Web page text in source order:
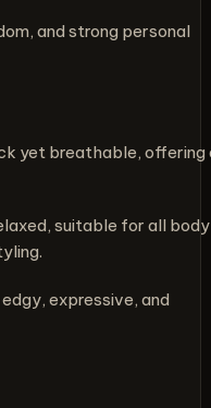
and strong personal
yet breathable, offering
suitable for all body
expressive, and